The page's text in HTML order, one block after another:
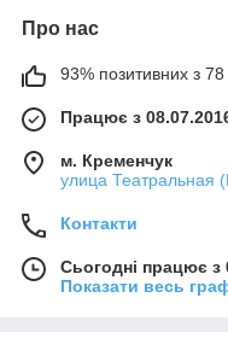
Про нас
93% позитивних з 78
Працює з
м. Кременчук
улица Театральная
Контакти
Сьогодні працює з
Показати весь